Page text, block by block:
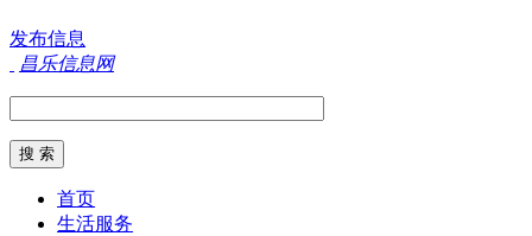
发布信息
昌乐信息网
首页
生活服务